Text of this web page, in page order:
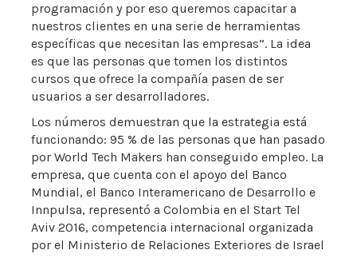
programación y por eso queremos capacitar a
nuestros clientes en una serie de herramientas
específicas que necesitan las empresas”. La idea
es que las personas que tomen los distintos
cursos que ofrece la compañía pasen de ser
usuarios a ser desarrolladores.
Los números demuestran que la estrategia está
funcionando: 95 % de las personas que han pasado
por World Tech Makers han conseguido empleo. La
empresa, que cuenta con el apoyo del Banco
Mundial, el Banco Interamericano de Desarrollo e
Innpulsa, representó a Colombia en el Start Tel
Aviv 2016, competencia internacional organizada
por el Ministerio de Relaciones Exteriores de Israel